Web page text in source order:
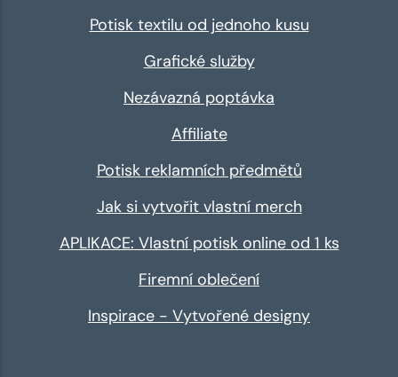
Potisk textilu od jednoho kusu
Grafické služby
Nezávazná poptávka
Affiliate
Potisk reklamních předmětů
Jak si vytvořit vlastní merch
APLIKACE: Vlastní potisk online od 1 ks
Firemní oblečení
Inspirace - Vytvořené designy